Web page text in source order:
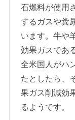
石燃料が使用
するガスや糞
います。牛や
効果ガスであ
全米国人がハ
たとしたら、
果ガス削減効
るようです。